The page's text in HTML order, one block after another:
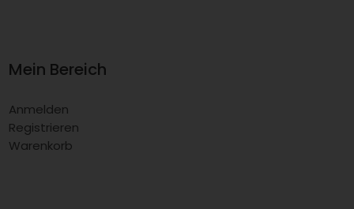
Mein Bereich
Anmelden
Registrieren
Warenkorb